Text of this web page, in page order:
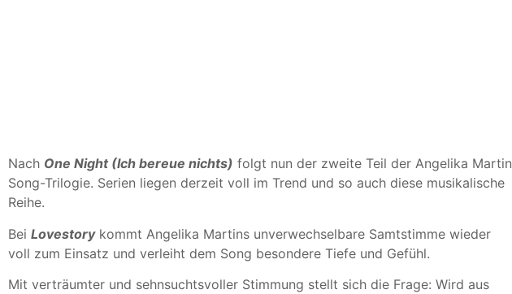
Nach One Night (Ich bereue nichts) folgt nun der zweite Teil der Angelika Martin
Song-Trilogie. Serien liegen derzeit voll im Trend und so auch diese musikalische
Reihe.
Bei Lovestorykommt Angelika Martins unverwechselbare Samtstimme wieder
voll zum Einsatz und verleiht dem Song besondere Tiefe und Gefühl.
Mit verträumter und sehnsuchtsvoller Stimmung stellt sich die Frage: Wird aus